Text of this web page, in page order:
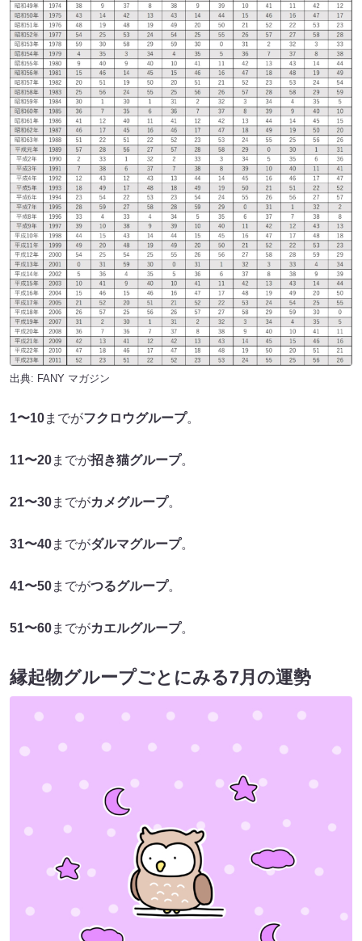
出典: FANY マガジン
1〜10までがフクロウグループ。
11〜20までが招き猫グループ。
21〜30までがカメグループ。
31〜40までがダルマグループ。
41〜50までがつるグループ。
51〜60までがカエルグループ。
縁起物グループごとにみる7月の運勢